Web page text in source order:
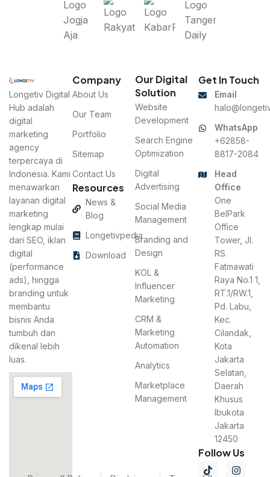
Longetiv Digital
Hub adalah
digital
marketing
agency
terpercaya di
Indonesia. Kami
menawarkan
layanan digital
marketing
lengkap mulai
dari SEO, iklan
digital
(performance
ads), hingga
branding untuk
membantu
bisnis Anda
tumbuh dan
dikenal lebih
luas.
Company
About Us
Our Team
Portfolio
Sitemap
Contact Us
Resources
News &
Blog
Longetivpedia
Download
Our Digital
Solution
Website
Development
Search Engine
Optimization
Digital
Advertising
Social Media
Management
Branding and
Design
KOL &
Influencer
Marketing
CRM &
Marketing
Automation
Analytics
Marketplace
Management
Get In Touch
Email
WhatsApp
+62858-
8817-2084
Head
Office
One
BelPark
Office
Tower, Jl.
RS.
Fatmawati
Raya No.1 1,
RT.1/RW.1,
Pd. Labu,
Kec.
Cilandak,
Kota
Jakarta
Selatan,
Daerah
Khusus
Ibukota
Jakarta
12450
Follow Us